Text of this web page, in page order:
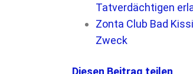
Tatverdächtigen
Zonta Club Bad
Zweck
Diesen Beitrag teilen